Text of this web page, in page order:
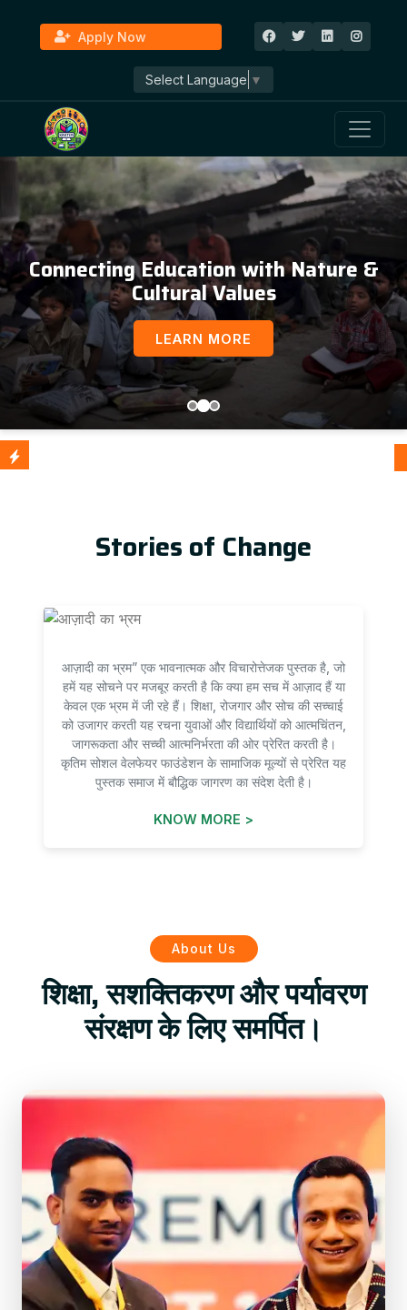
Apply Now
Select Language ▼
Education, Awareness & Social
Development
LEARN MORE
Stories of Change
आज़ादी का भ्रम” एक भावनात्मक और विचारोत्तेजक पुस्तक है, जो
हमें यह सोचने पर मजबूर करती है कि क्या हम सच में आज़ाद हैं या
केवल एक भ्रम में जी रहे हैं। शिक्षा, रोजगार और सोच की सच्चाई
को उजागर करती यह रचना युवाओं और विद्यार्थियों को आत्मचिंतन,
जागरूकता और सच्ची आत्मनिर्भरता की ओर प्रेरित करती है।
कृतिम सोशल वेलफेयर फाउंडेशन के सामाजिक मूल्यों से प्रेरित यह
पुस्तक समाज में बौद्धिक जागरण का संदेश देती है।
KNOW MORE >
About Us
शिक्षा, सशक्तिकरण और पर्यावरण
संरक्षण के लिए समर्पित।